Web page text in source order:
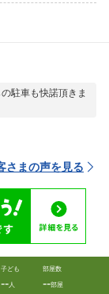
駐車も快諾頂きま
さまの声を見る
子ども
--人
部屋数
--部屋